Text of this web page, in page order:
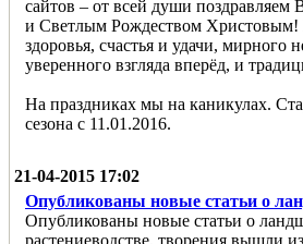
сайтов – от всей души
и Светлым Рождеством Христовым!
здоровья, счастья и удачи, мирного
уверенного взгляда вперёд, и
На праздниках мы на каникулах.
сезона с 11.01.2016.
21-04-2015 17:02
Опубликованы новые статьи о
Опубликованы новые статьи о
растениеводстве, творения вышли